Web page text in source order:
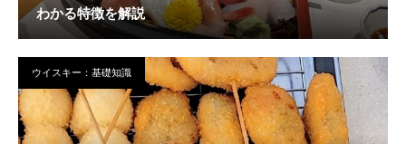
わかる特徴を解説
ウイスキー：基礎知識